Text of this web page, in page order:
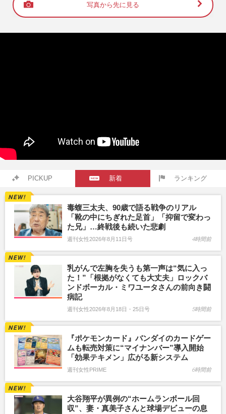
写真から先に見る
PICKUP 新着 ランキング
毒蝮三太夫、90歳で語る戦争のリアル
「靴の中にちぎれた足首」「抑留で変わっ
た兄」…終戦後も続いた悲劇
週刊女性2026年8月11日号 4時間前
乳がんで左胸を失うも第一声は“気に入っ
た！”「根拠がなくても大丈夫」ロックバ
ンドボーカル・ミワユータさんの前向き闘
病記
週刊女性2026年8月18日・25日号 5時間前
『ポケモンカード』バンダイのカードゲー
ムも転売対策に“マイナンバー”導入開始
「効果テキメン」広がる新システム
週刊女性PRIME 6時間前
大谷翔平が異例の“ホームランボール回
収”、妻・真美子さんと球場デビューの息